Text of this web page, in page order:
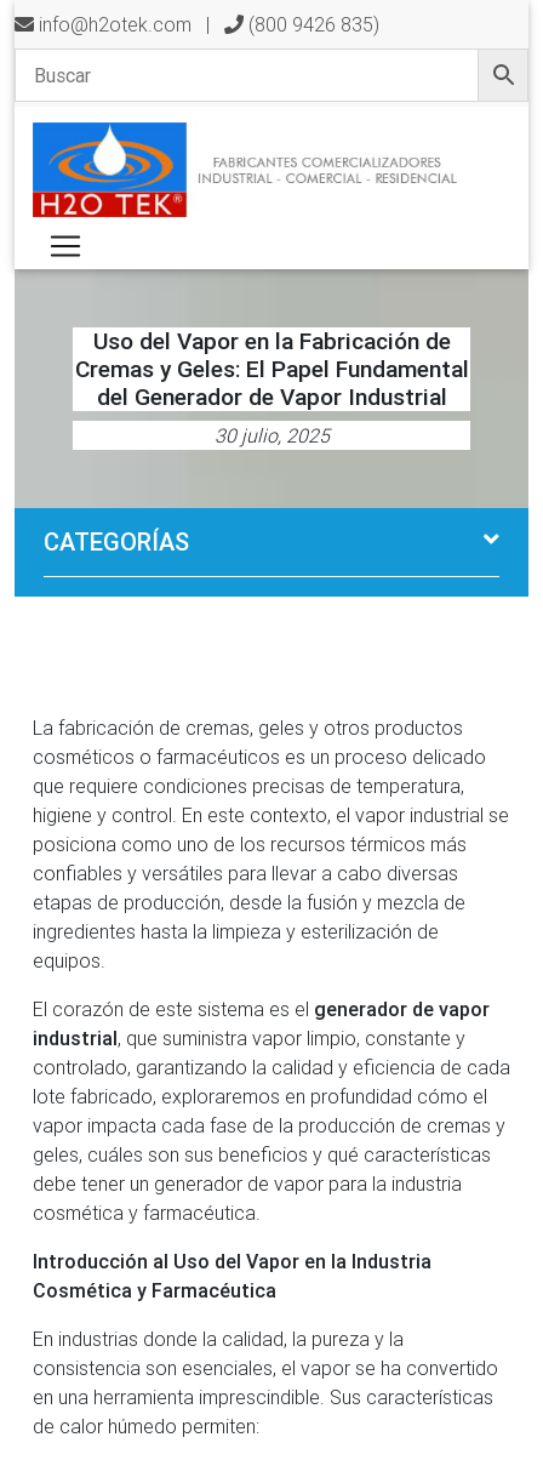
info@h2otek.com | (800 9426 835)
Uso del Vapor en la Fabricación de
Cremas y Geles: El Papel Fundamental
del Generador de Vapor Industrial
30 julio, 2025
CATEGORÍAS
La fabricación de cremas, geles y otros productos
cosméticos o farmacéuticos es un proceso delicado
que requiere condiciones precisas de temperatura,
higiene y control. En este contexto, el vapor industrial se
posiciona como uno de los recursos térmicos más
confiables y versátiles para llevar a cabo diversas
etapas de producción, desde la fusión y mezcla de
ingredientes hasta la limpieza y esterilización de
equipos.
El corazón de este sistema es el generador de vapor
industrial, que suministra vapor limpio, constante y
controlado, garantizando la calidad y eficiencia de cada
lote fabricado, exploraremos en profundidad cómo el
vapor impacta cada fase de la producción de cremas y
geles, cuáles son sus beneficios y qué características
debe tener un generador de vapor para la industria
cosmética y farmacéutica.
Introducción al Uso del Vapor en la Industria
Cosmética y Farmacéutica
En industrias donde la calidad, la pureza y la
consistencia son esenciales, el vapor se ha convertido
en una herramienta imprescindible. Sus características
de calor húmedo permiten: